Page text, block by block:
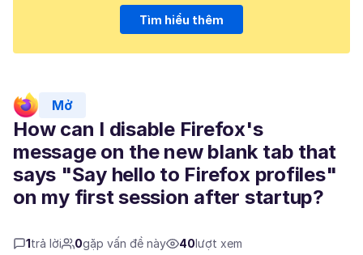
Tìm hiểu thêm
Mở
How can I disable Firefox's
message on the new blank tab that
says "Say hello to Firefox profiles"
on my first session after startup?
1trả lời 0gặp vấn đề này 40lượt xem